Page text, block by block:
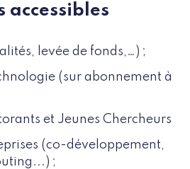
accessibles
levée de fonds,…) ;
(sur abonnement à
et Jeunes Chercheurs
(co-développement,
;